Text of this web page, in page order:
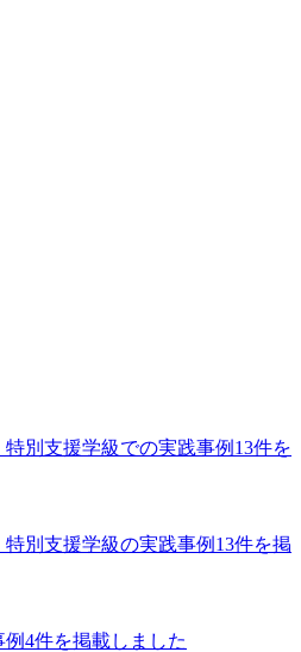
別支援学級での実践事例13件を
別支援学級の実践事例13件を掲
4件を掲載しました